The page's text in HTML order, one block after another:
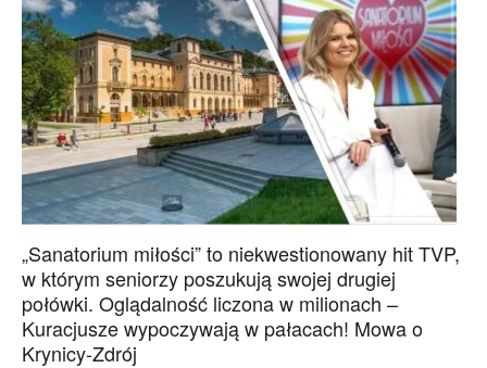
„Sanatorium miłości” to niekwestionowany hit TVP,
w którym seniorzy poszukują swojej drugiej
połówki. Oglądalność liczona w milionach –
Kuracjusze wypoczywają w pałacach! Mowa o
Krynicy-Zdrój